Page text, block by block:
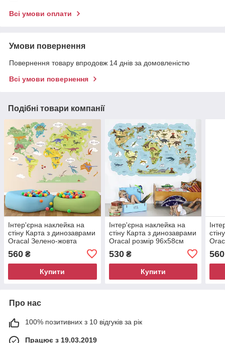
Всі умови оплати
Умови повернення
Повернення товару впродовж 14 днів за домовленістю
Всі умови повернення
Подібні товари компанії
Інтер'єрна наклейка на
стіну Карта з динозаврами
Oracal Зелено-жовта
560 ₴
Купити
Інтер'єрна наклейка на
стіну Карта з динозаврами
Oracal розмір 96х58см
530₴
Купити
560
Про нас
100% позитивних з 10 відгуків за рік
Працює з 19.03.2019